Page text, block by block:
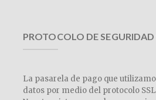
PROTOCOLO DE SEGURIDAD
La pasarela de pago que
datos por medio del protocolo